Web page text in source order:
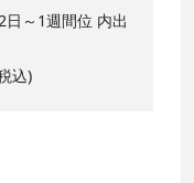
日～1週間位 内出
込)